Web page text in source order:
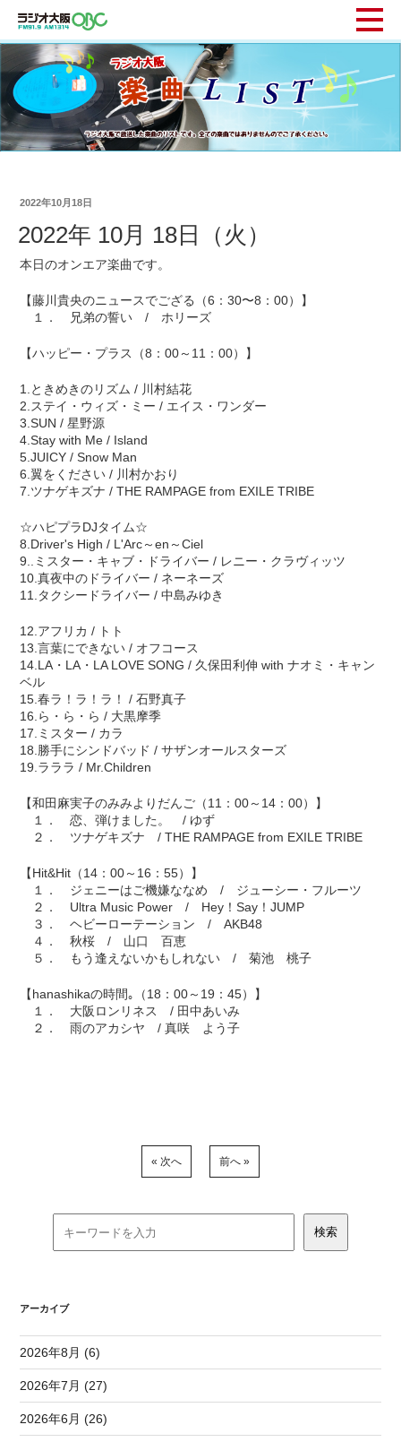
2022年10月18日
2022年 10月 18日（火）
本日のオンエア楽曲です。
【藤川貴央のニュースでござる（6：30〜8：00）】
１． 兄弟の誓い / ホリーズ
【ハッピー・プラス（8：00～11：00）】
1.ときめきのリズム / 川村結花
2.ステイ・ウィズ・ミー / エイス・ワンダー
3.SUN / 星野源
4.Stay with Me / Island
5.JUICY / Snow Man
6.翼をください / 川村かおり
7.ツナゲキズナ / THE RAMPAGE from EXILE TRIBE
☆ハピプラDJタイム☆
8.Driver's High / L'Arc～en～Ciel
9..ミスター・キャブ・ドライバー / レニー・クラヴィッツ
10.真夜中のドライバー / ネーネーズ
11.タクシードライバー / 中島みゆき
12.アフリカ / トト
13.言葉にできない / オフコース
14.LA・LA・LA LOVE SONG / 久保田利伸 with ナオミ・キャン
ベル
15.春ラ！ラ！ラ！ / 石野真子
16.ら・ら・ら / 大黒摩季
17.ミスター / カラ
18.勝手にシンドバッド / サザンオールスターズ
19.ラララ / Mr.Children
【和田麻実子のみみよりだんご（11：00～14：00）】
１． 恋、弾けました。 / ゆず
２． ツナゲキズナ / THE RAMPAGE from EXILE TRIBE
【Hit&Hit（14：00～16：55）】
１． ジェニーはご機嫌ななめ / ジューシー・フルーツ
２． Ultra Music Power / Hey！Say！JUMP
３． ヘビーローテーション / AKB48
４． 秋桜 / 山口 百恵
５． もう逢えないかもしれない / 菊池 桃子
【hanashikaの時間｡（18：00～19：45）】
１． 大阪ロンリネス / 田中あいみ
２． 雨のアカシヤ / 真咲 よう子
« 次へ 前へ »
アーカイブ
2026年8月 (6)
2026年7月 (27)
2026年6月 (26)